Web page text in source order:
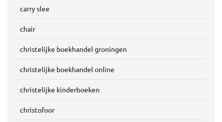
carry slee
chair
christelijke boekhandel groningen
christelijke boekhandel online
christelijke kinderboeken
christofoor